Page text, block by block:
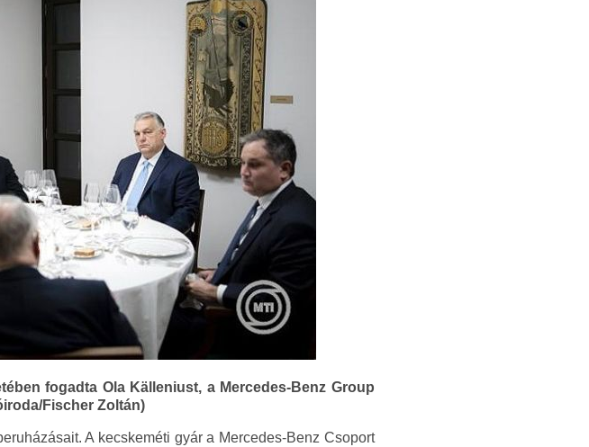
fogadta Ola Källeniust, a Mercedes-Benz Group
Fischer Zoltán)
A kecskeméti gyár a Mercedes-Benz Csoport